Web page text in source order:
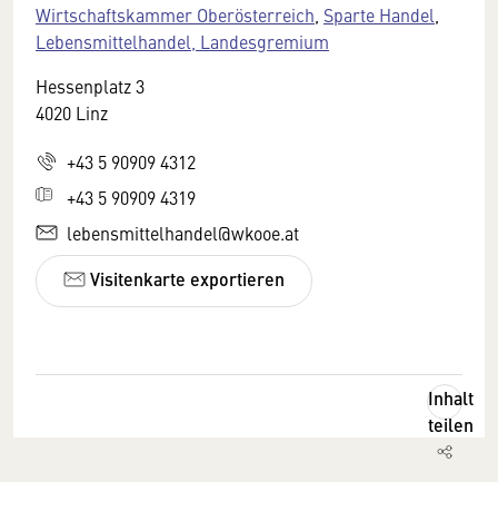
Wirtschaftskammer Oberösterreich Sparte Handel
Lebensmittelhandel, Landesgremium
Hessenplatz 3
4020 Linz
+43 5 90909 4312
+43 5 90909 4319
lebensmittelhandel@wkooe.at
Visitenkarte exportieren
Inhalt
teilen